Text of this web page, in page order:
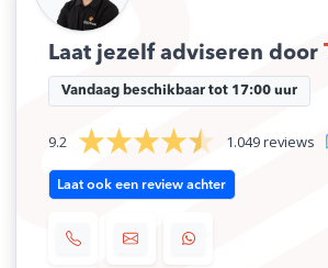
MPN nummer
932252541
Laat jezelf adviseren door
Vandaag beschikbaar tot 17:00 uur
9.2 1.049 reviews
Laat ook een review achter